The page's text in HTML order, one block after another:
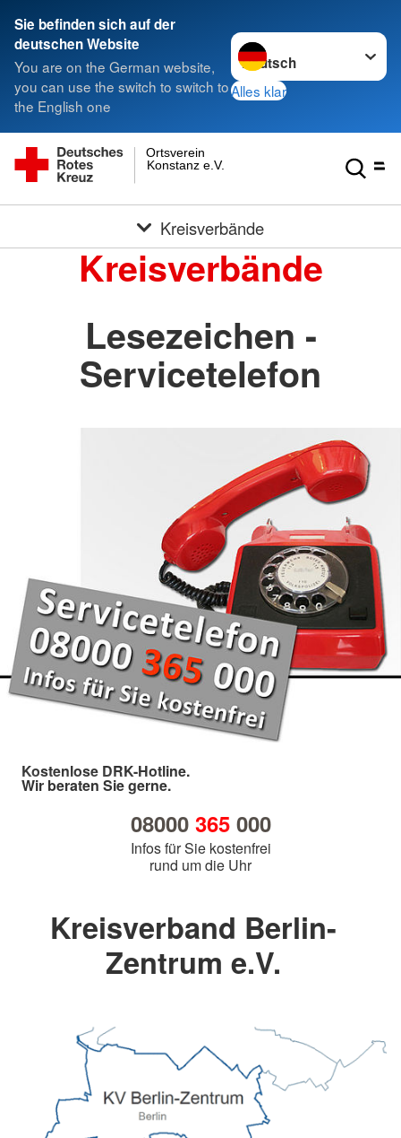
Sie befinden sich auf der
deutschen Website
You are on the German website,
you can use the switch to switch to
the English one
Sprache wechseln zu
Alles klar
Konstanz e.V.
Ortsverein
Kreisverbände
Kreisverbände
Lesezeichen -
Servicetelefon
Kostenlose DRK-Hotline.
Wir beraten Sie gerne.
08000 365000
Infos für Sie kostenfrei
rund um die Uhr
Kreisverband Berlin-
Zentrum e.V.